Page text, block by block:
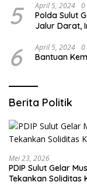
5 April 5, 2024 0
Polda Sulut
Jalur Darat,
6 April 5, 2024 0
Bantuan
Berita Politik
Mei 23, 2026
PDIP Sulut Gelar
Tekankan Soliditas